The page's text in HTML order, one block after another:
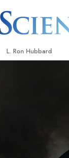
L. Ron Hubbard